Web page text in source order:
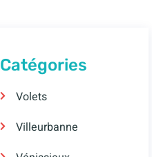
Catégories
Volets
Villeurbanne